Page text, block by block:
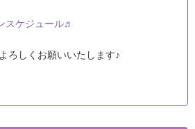
スケジュール♬
ろしくお願いいたします♪